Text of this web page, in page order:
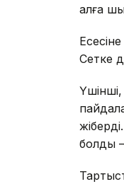
алға
Сетке
болды